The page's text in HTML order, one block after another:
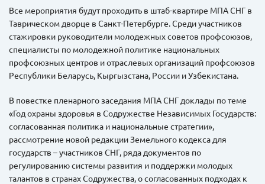
Все мероприятия будут проходить в штаб-квартире МПА СНГ в
Таврическом дворце в Санкт-Петербурге. Среди участников
стажировки руководители молодежных советов профсоюзов,
специалисты по молодежной политике национальных
профсоюзных центров и отраслевых организаций профсоюзов
Республики Беларусь, Кыргызстана, России и Узбекистана.
В повестке пленарного заседания МПА СНГ доклады по теме
«Год охраны здоровья в Содружестве Независимых Государств:
согласованная политика и национальные стратегии»,
рассмотрение новой редакции Земельного кодекса для
государств – участников СНГ, ряда документов по
регулированию системы развития и поддержки молодых
талантов в странах Содружества, о согласованных подходах к